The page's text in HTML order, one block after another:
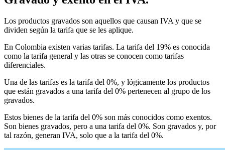
Los productos gravados son aquellos que causan IVA y que se
dividen según la tarifa que se les aplique.
En Colombia existen varias tarifas. La tarifa del 19% es conocida
como la tarifa general y las otras se conocen como tarifas
diferenciales.
Una de las tarifas es la tarifa del 0%, y lógicamente los productos
que están gravados a una tarifa del 0% pertenecen al grupo de los
gravados.
Estos bienes de la tarifa del 0% son más conocidos como exentos.
Son bienes gravados, pero a una tarifa del 0%. Son gravados y, por
tal razón, generan IVA, solo que a la tarifa del 0%.